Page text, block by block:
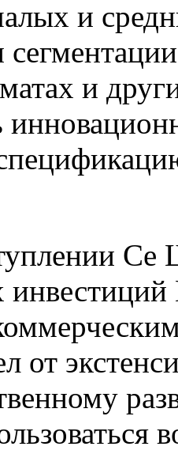
и
и
Се
от